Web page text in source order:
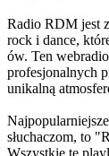
Radio RDM jest
rock i dance,
ów. Ten
profesjonalnych
unikalną
słuchaczom, to
Wszystkie te